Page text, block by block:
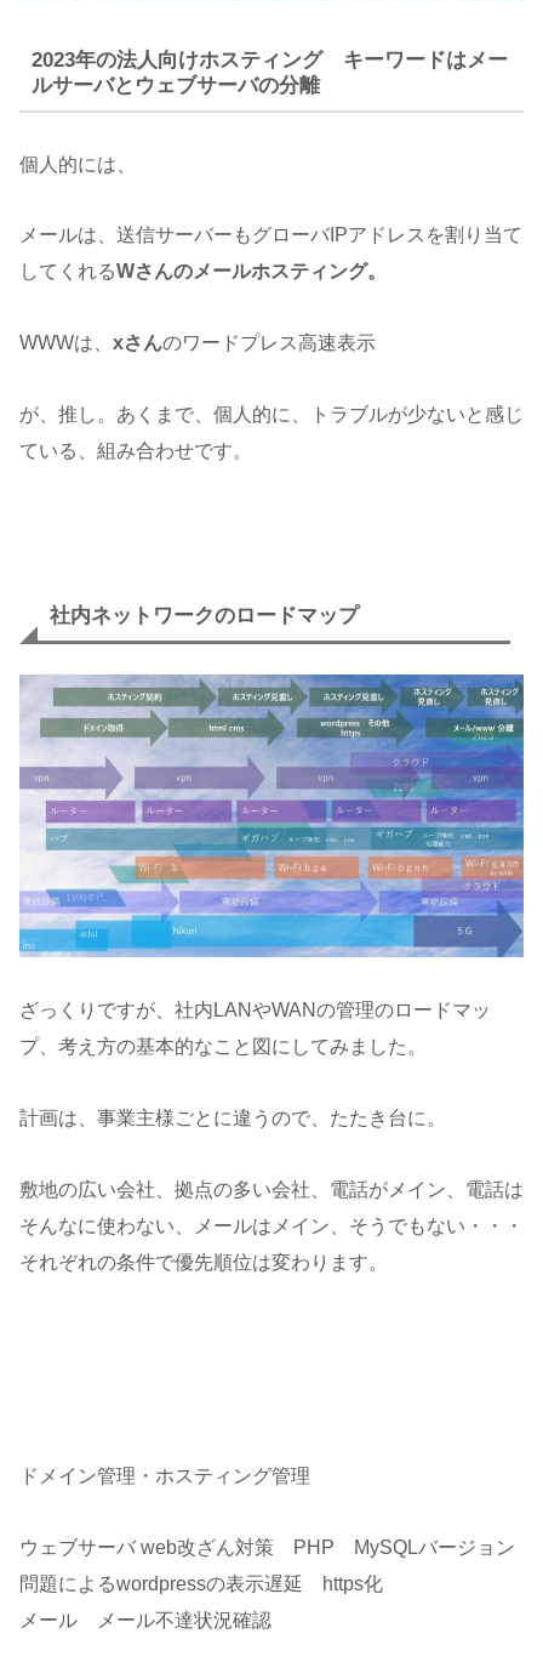
2023年の法人向けホスティング キーワードはメー
ルサーバとウェブサーバの分離
個人的には、
メールは、送信サーバーもグローバIPアドレスを割り当て
してくれるWさんのメールホスティング。
WWWは、 xさんのワードプレス高速表示
が、推し。あくまで、個人的に、トラブルが少ないと感じ
ている、組み合わせです。
社内ネットワークのロードマップ
ざっくりですが、社内LANやWANの管理のロードマッ
プ、考え方の基本的なこと図にしてみました。
計画は、事業主様ごとに違うので、たたき台に。
敷地の広い会社、拠点の多い会社、電話がメイン、電話は
そんなに使わない、メールはメイン、そうでもない・・・
それぞれの条件で優先順位は変わります。
ドメイン管理・ホスティング管理
ウェブサーバ web改ざん対策 PHP MySQLバージョン
問題によるwordpressの表示遅延 https化
メール メール不達状況確認